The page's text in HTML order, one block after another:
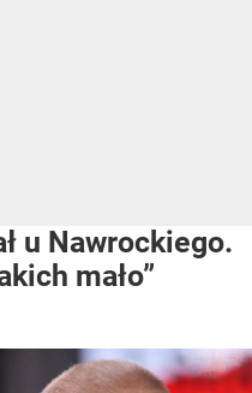
u Nawrockiego.
mało”